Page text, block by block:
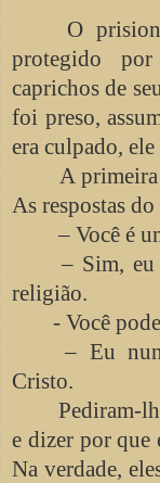
O
protegido
caprichos de
foi preso,
era culpado,
A
As respostas
– Você é
– Sim, eu
religião.
- Você
– Eu
Cristo.
Pediram-
e dizer por que
Na verdade,